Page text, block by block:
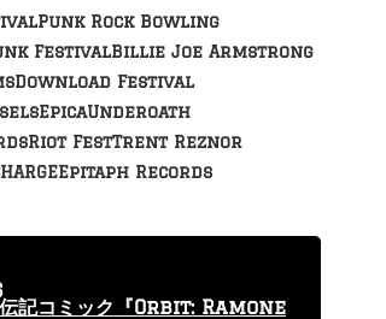
Punk Rock Bowling
FestivalBillie Joe Armstrong
Download Festival
EpicaUnderoath
Riot FestTrent Reznor
Epitaph Records
伝記コミック『Orbit: Ramone